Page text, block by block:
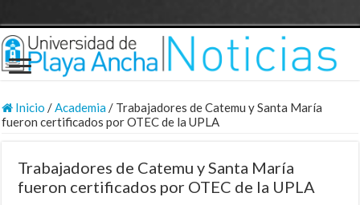
Inicio /Academia/ Trabajadores de Catemu y Santa María
fueron certificados por OTEC de la UPLA
Trabajadores de Catemu y Santa María
fueron certificados por OTEC de la UPLA